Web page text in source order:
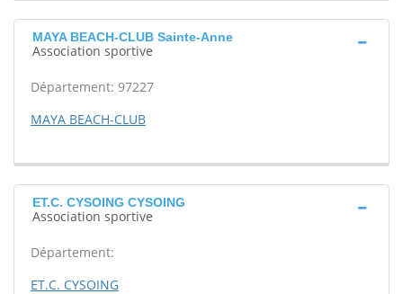
MAYA BEACH-CLUB Sainte-Anne
Association sportive
Département: 97227
MAYA BEACH-CLUB
ET.C. CYSOING CYSOING
Association sportive
Département:
ET.C. CYSOING